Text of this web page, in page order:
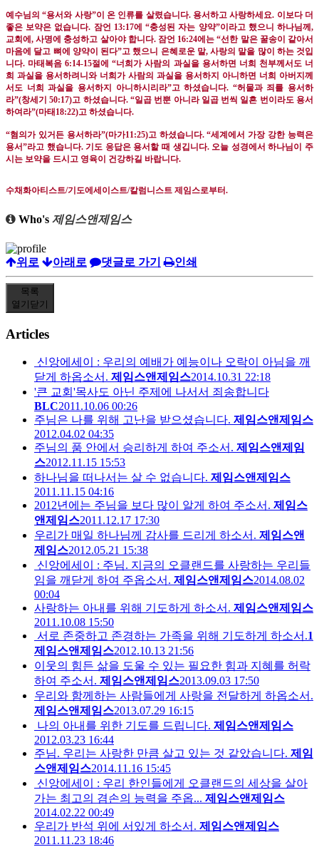
예수님의“용서와 사랑”이 온 인류를 살렸습니다.용서하고 사랑하세요. 이보다 더
좋은 보약은 없습니다. 잠언 13:17에“충성된 자는 양약”이라고 했으니 하나님께,
교회에 ,사명에 충성하고 살아야 합니다. 잠언 16:24에는 “선한 말은 꿀송이 같아서
마음에 달고 뼈에 양약이 된다”고 했으니 은혜로운 말, 사랑의 말을 많이 하는 것입
니다. 마태복음 6:14-15절에 “너희가 사람의 과실을 용서하면 너희 천부께서도 너
희 과실을 용서하려니와 너희가 사람의 과실을 용서하지 아니하면 너희 아버지께
서도 너희 과실을 용서하지 아니하시리라”고 하셨습니다. “허물과 죄를 용서하
라”(창세기 50:17)고 하셨습니다. “일곱 번뿐 아니라 일곱 번씩 일흔 번이라도 용서
하여라”(마태 18:22)고 하셨습니다.
“혐의가 있거든 용서하라”(마가11:25)고 하셨습니다. “세계에서 가장 강한 능력은
용서”라고 했습니다.기도 응답은 용서할 때 생깁니다.오늘 성경에서 하나님이 주
시는 보약을 드시고 영육이 건강하길 바랍니다.
수채화아티스트/기도에세이스트/칼럼니스트 제임스로부터.
Who's 제임스앤제임스
위로 아래로 댓글로 가기 인쇄
목록
열기 닫기
Articles
신앙에세이 : 우리의 예배가 예능이나 오락이 아님을 깨
닫게 하옵소서. 제임스앤제임스2014.10.31 22:18
'큰 교회'목사도 아닌 주제에 나서서 죄송합니다
BLC2011.10.06 00:26
주님은 나를 위해 고난을 받으셨습니다. 제임스앤제임스
2012.04.02 04:35
주님의 품 안에서 승리하게 하여 주소서. 제임스앤제임
스2012.11.15 15:53
하나님을 떠나서는 살 수 없습니다. 제임스앤제임스
2011.11.15 04:16
2012년에는 주님을 보다 많이 알게 하여 주소서. 제임스
앤제임스2011.12.17 17:30
우리가 매일 하나님께 감사를 드리게 하소서. 제임스앤
제임스2012.05.21 15:38
신앙에세이 : 주님. 지금의 오클랜드를 사랑하는 우리들
임을 깨닫게 하여 주옵소서. 제임스앤제임스2014.08.02
00:04
사랑하는 아내를 위해 기도하게 하소서. 제임스앤제임스
2011.10.08 15:50
서로 존중하고 존경하는 가족을 위해 기도하게 하소서.1
제임스앤제임스2012.10.13 21:56
이웃의 힘든 삶을 도울 수 있는 필요한 힘과 지혜를 허락
하여 주소서. 제임스앤제임스2013.09.03 17:50
우리와 함께하는 사람들에게 사랑을 전달하게 하옵소서.
제임스앤제임스2013.07.29 16:15
나의 아내를 위한 기도를 드립니다. 제임스앤제임스
2012.03.23 16:44
주님. 우리는 사랑한 만큼 살고 있는 것 같았습니다. 제임
스앤제임스2014.11.16 15:45
신앙에세이 : 우리 한인들에게 오클랜드의 세상을 살아
가는 최고의 겸손의 능력을 주옵... 제임스앤제임스
2014.02.22 00:49
우리가 반석 위에 서있게 하소서. 제임스앤제임스
2011.11.23 18:46